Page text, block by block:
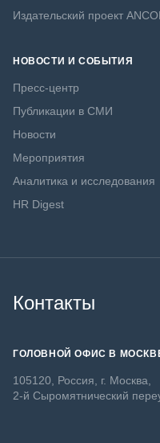
Издательский проект
НОВОСТИ И СОБЫТИЯ
Пресс-центр
Публикации в СМИ
Новости
Мероприятия
Аналитика и исследования
HR Digest
Контакты
ГОЛОВНОЙ ОФИС В
105120, Россия, г. Москва,
2-й Сыромятнический